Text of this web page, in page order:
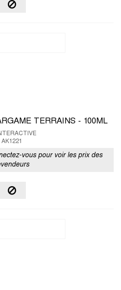
TERRAINS - 100ML
AK1221
vous pour voir les prix des